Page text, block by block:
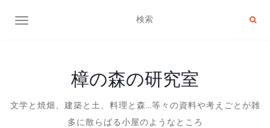
ナビゲーション切り替え
樟の森の研究室
文学と焼畑、建築と土、料理と森…等々の資料や考えごとが雑
多に散らばる小屋のようなところ